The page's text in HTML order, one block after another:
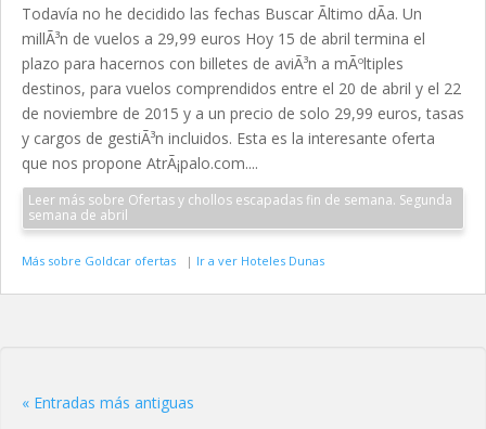
Todavía no he decidido las fechas Buscar Ãltimo dÃ­a. Un
millÃ³n de vuelos a 29,99 euros Hoy 15 de abril termina el
plazo para hacernos con billetes de aviÃ³n a mÃºltiples
destinos, para vuelos comprendidos entre el 20 de abril y el 22
de noviembre de 2015 y a un precio de solo 29,99 euros, tasas
y cargos de gestiÃ³n incluidos. Esta es la interesante oferta
que nos propone AtrÃ¡palo.com....
Leer más sobre Ofertas y chollos escapadas fin de semana. Segunda
semana de abril
Más sobre Goldcar ofertas | Ir a ver Hoteles Dunas
« Entradas más antiguas